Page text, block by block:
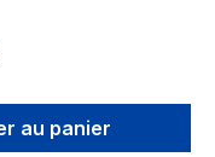
la
au panier